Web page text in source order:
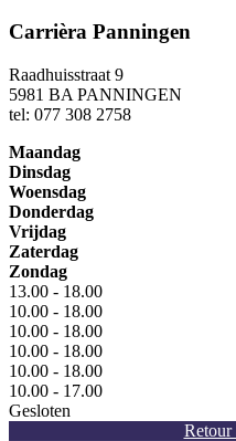
Carrièra Panningen
Raadhuisstraat 9
5981 BA PANNINGEN
tel: 077 308 2758
Maandag
Dinsdag
Woensdag
Donderdag
Vrijdag
Zaterdag
Zondag
13.00 - 18.00
10.00 - 18.00
10.00 - 18.00
10.00 - 18.00
10.00 - 18.00
10.00 - 17.00
Gesloten
Retour